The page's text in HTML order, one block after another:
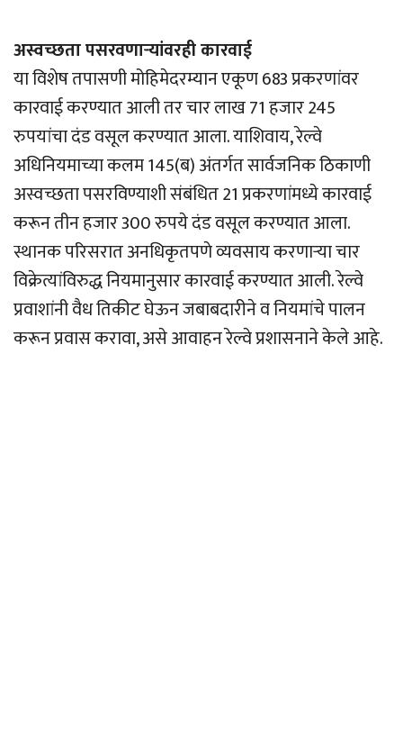
अस्वच्छता पसरवणार्‍यांवरही कारवाई
या विशेष तपासणी मोहिमेदरम्यान एकूण 683 प्रकरणांवर
कारवाई करण्यात आली तर चार लाख 71 हजार 245
रुपयांचा दंड वसूल करण्यात आला. याशिवाय, रेल्वे
अधिनियमाच्या कलम 145(ब) अंतर्गत सार्वजनिक ठिकाणी
अस्वच्छता पसरविण्याशी संबंधित 21 प्रकरणांमध्ये कारवाई
करून तीन हजार 300 रुपये दंड वसूल करण्यात आला.
स्थानक परिसरात अनधिकृतपणे व्यवसाय करणार्‍या चार
विक्रेत्यांविरुद्ध नियमानुसार कारवाई करण्यात आली. रेल्वे
प्रवाशांनी वैध तिकीट घेऊन जबाबदारीने व नियमांचे पालन
करून प्रवास करावा, असे आवाहन रेल्वे प्रशासनाने केले आहे.